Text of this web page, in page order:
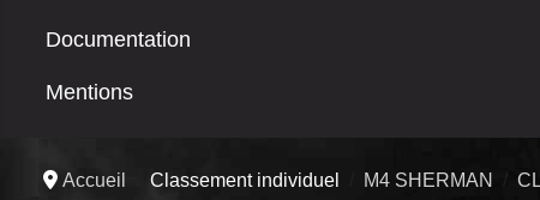
Documentation
Mentions
Accueil Classement individuel M4 SHERMAN